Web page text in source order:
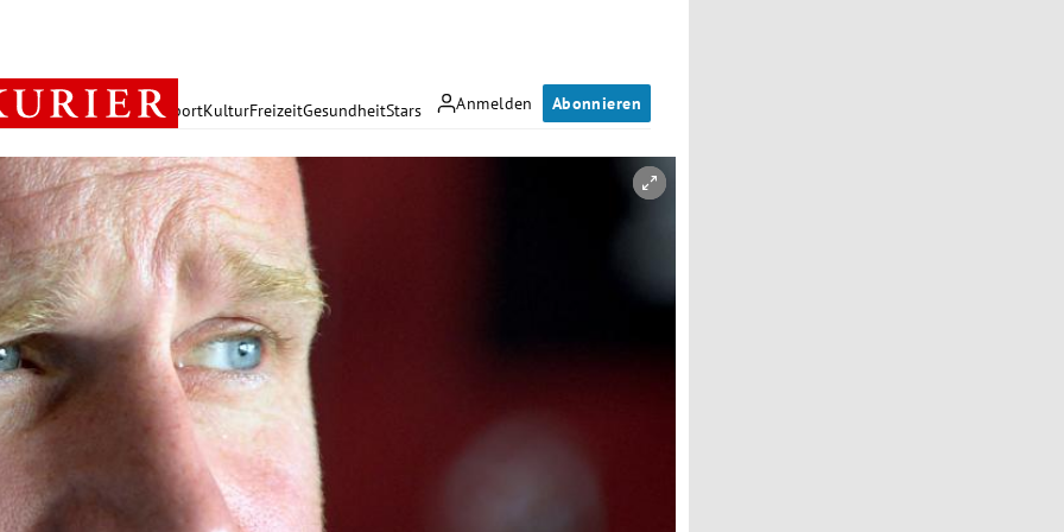
Anmelden Abonnieren
PolitikWirtschaft SportKulturFreizeitGesundheitStars